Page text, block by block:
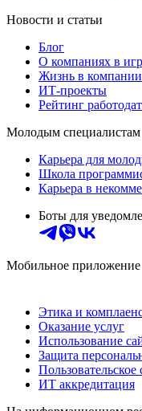
Новости и статьи
Блог
О компаниях в
Жизнь в компании
ИТ-проекты
Рейтинг
Молодым специалистам
Карьера для
Школа
Карьера в
Боты для
Мобильное приложение
Этика и
Оказание услуг
Использование
Защита
Пользовательское
ИТ аккредитация